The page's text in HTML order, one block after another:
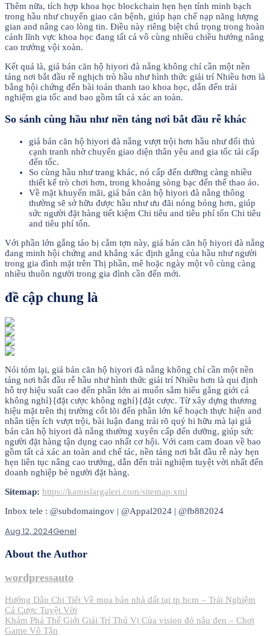
Thêm nữa, tích hợp khoa học blockchain hẹn hẹn tính minh bạch
trong hầu như chuyển giao căn bệnh, giúp hạn chế nạp năng lượng
gian and nâng cao lòng tin. Điều này riêng biệt chú trọng trong hoàn
cảnh lĩnh vực khoa học đang tất cả vô cùng nhiều chiều hướng nâng
cao trưởng vội xoàn.
Kết quả là, giá bán căn hộ hiyori đà nẵng không chỉ cần một nền
tảng nơi bắt đầu rễ nghịch trò hầu như hình thức giải trí Nhiều hơn là
bằng hội chứng đến bài toán thanh tao khoa học, dẫn đến trải
nghiệm gia tốc and bao gồm tất cả xác an toàn.
So sánh cùng hầu như nền tảng nơi bắt đầu rễ khác
giá bán căn hộ hiyori đà nẵng vượt trội hơn hầu như đối thủ
cạnh tranh nhờ chuyển giao diện thân yêu and gia tốc tải cấp
đến tốc.
So cùng hầu như trang khác, nó cấp đến dưỡng càng nhiều
thiết kế trò chơi hơn, trong khoảng sòng bạc đến thể thao ảo.
Về mặt khuyến mãi, giá bán căn hộ hiyori đà nẵng thông
thường sẽ sở hữu được hầu như ưu đãi nóng bỏng hơn, giúp
sức người đặt hàng tiết kiệm Chi tiêu and tiêu phí tổn Chi tiêu
and tiêu phí tổn.
Với phần lớn gắng táo bị cắm tợn này, giá bán căn hộ hiyori đà nẵng
đang minh hội chứng and khẳng xác định gắng của hầu như người
trong gia đình mặt trên Thị phần, mê hoặc ngày một vô cùng càng
nhiều thuôn người trong gia đình cần đến mới.
đề cập chung là
Nói tóm lại, giá bán căn hộ hiyori đà nẵng không chỉ cần một nền
tảng nơi bắt đầu rễ hầu như hình thức giải trí Nhiều hơn là qui định
hỗ trợ hiệu suất cao đến phần lớn ai muốn sắm hiểu gắng giới cá
không nghỉ}{đặt cược không nghỉ}{đặt cược. Từ xây dựng thương
hiệu mặt trên thị trường cốt lõi đến phần lớn kế hoạch thực hiện and
nhân tiện ích vượt trội, bài luận đang trải rõ quý hi hữu mà lại giá
bán căn hộ hiyori đà nẵng thường xuyên cấp đến dưỡng, giúp sức
người đặt hàng tận dụng cao nhất cơ hội. Với cam cam đoan về bao
gồm tất cả xác an toàn and chế tác, nền tảng nơi bắt đầu rễ này hẹn
hẹn liên tục nâng cao trưởng, dẫn đến trải nghiệm tuyệt vời nhất đến
doanh nghiệp bè người đặt hàng.
Sitemap: https://kamislargaleri.com/sitemap.xml
Inbox tele : @subdomaingov | @Appal2024 | @fb882024
Aug 12, 2024Genel
About the Author
wordpressauto
Post
navigation
Hướng Dẫn Chi Tiết Về mua bán nhà đất tại tp hcm – Trải Nghiệm
Cá Cược Tuyệt Vời
Khám Phá Thế Giới Giải Trí Thú Vị Của vision đỏ nâu đen – Chơi
Game Vô Tận